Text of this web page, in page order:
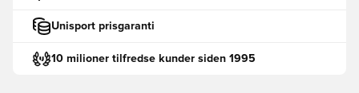
Unisport prisgaranti
10 milioner tilfredse kunder siden 1995